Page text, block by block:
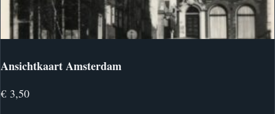
Ansichtkaart Amsterdam
€ 3,50